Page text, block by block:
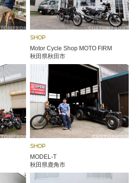
SHOP
Motor Cycle Shop MOTO FIRM
秋田県秋田市
SHOP
MODEL-T
秋田県鹿角市